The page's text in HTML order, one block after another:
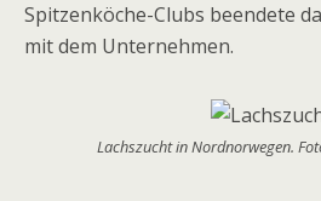
Spitzenköche-Clubs beendete
mit dem Unternehmen.
Lachszucht in Nordnorwegen.